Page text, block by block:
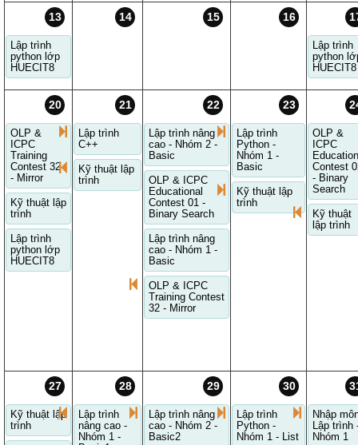
13
Lập trình
python lớp
HUECIT8
14 15 16
Lập trình
python
HUECIT8
20
OLP &
ICPC
Training
Contest 32
- Mirror
Kỹ thuật lập
trình
Lập trình
python lớp
HUECIT8
21
Lập trình
C++
Kỹ thuật lập
trình
22
Lập trình nâng
cao - Nhóm 2 -
Basic
OLP & ICPC
Educational
Contest 01 -
Binary Search
Lập trình nâng
cao - Nhóm 1 -
Basic
OLP & ICPC
Training Contest
32 - Mirror
23
Lập trình
Python -
Nhóm 1 -
Basic
Kỹ thuật lập
trình
OLP &
ICPC
Contest
- Binary
Search
Kỹ thuật
lập trình
27
Kỹ thuật lập
trình
28
Lập trình
nâng cao -
Nhóm 1 -
29
Lập trình nâng
cao - Nhóm 2 -
Basic2
30
Lập trình
Python -
Nhóm 1 - List
Nhập
Lập trình
Nhóm 1